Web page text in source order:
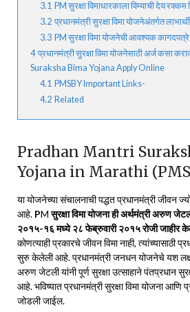
3.1 PM सुरक्षा विमाधारकाला विम्याची देय रक्कम
3.2 प्रधानमंत्री सुरक्षा विमा योजनेअंतर्गत
3.3 PM सुरक्षा विमा योजनेची आवश्यक
4 प्रधानमंत्री सुरक्षा विमा योजनेसाठी अर्ज कसा
Suraksha Bima Yojana Apply Online
4.1 PMSBY Important Links-
4.2 Related
Pradhan Mantri
Yojana in Marathi
या योजनेच्या संचालनाची पद्धत प्रधानमंत्री जीवन
आहे. PMसुरक्षा विमा योजना ही अर्थमंत्री अरुण
२०१५-१६ मध्ये २८ फेब्रुवारी २०१५ रोजी जाहीर
कोणत्याही प्रकारचे जीवन विमा नाही, त्यांच्यासाठी
सुरु केलेली आहे. प्रधानमंत्री जनधन योजनेचे यश
अरुण जेटली यांनी पूर्ण सुरक्षा उत्साहाने पंतप्रधान
आहे. भविष्यात प्रधानमंत्री सुरक्षा विमा योजना आणि
जोडली जाईल.